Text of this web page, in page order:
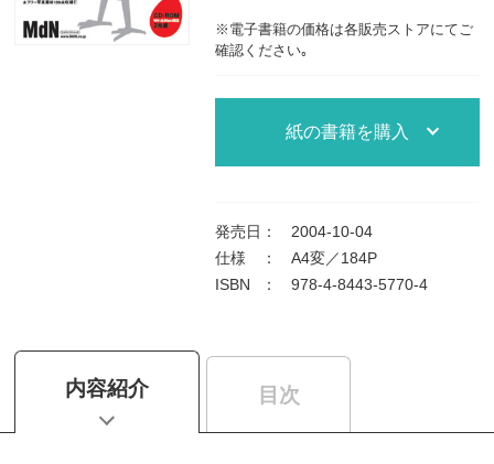
※電子書籍の価格は各販売ストアにてご
確認ください｡
紙の書籍を購入
発売日 ：
2004-10-04
仕様
：
A4変／184P
ISBN
： 978-4-8443-5770-4
内容紹介 目次